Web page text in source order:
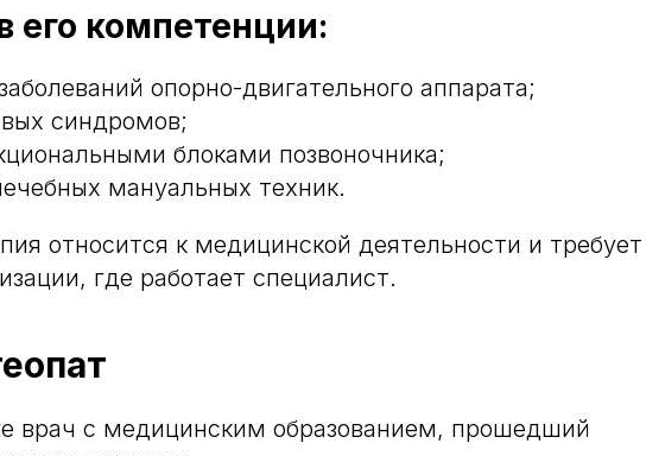
его компетенции:
опорно-двигательного аппарата;
синдромов;
блоками позвоночника;
мануальных техник.
относится к медицинской деятельности и требует
где работает специалист.
врач с медицинским образованием, прошедший